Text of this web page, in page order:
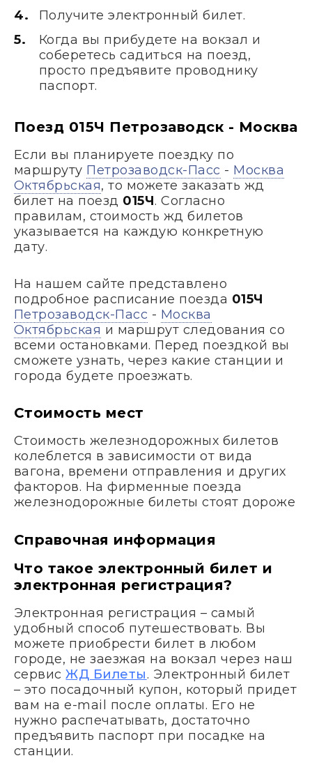
Получите электронный билет.
Когда вы прибудете на вокзал и
соберетесь садиться на поезд,
просто предъявите проводнику
паспорт.
Поезд 015Ч Петрозаводск - Москва
Если вы планируете поездку по
маршруту Петрозаводск-Пасс - Москва
Октябрьская, то можете заказать жд
билет на поезд 015Ч. Согласно
правилам, стоимость жд билетов
указывается на каждую конкретную
дату.
На нашем сайте представлено
подробное расписание поезда 015Ч
Петрозаводск-Пасс - Москва
Октябрьская и маршрут следования со
всеми остановками. Перед поездкой вы
сможете узнать, через какие станции и
города будете проезжать.
Стоимость мест
Стоимость железнодорожных билетов
колеблется в зависимости от вида
вагона, времени отправления и других
факторов. На фирменные поезда
железнодорожные билеты стоят дороже
Справочная информация
Что такое электронный билет и
электронная регистрация?
Электронная регистрация – самый
удобный способ путешествовать. Вы
можете приобрести билет в любом
городе, не заезжая на вокзал через наш
сервисЖД Билеты. Электронный билет
– это посадочный купон, который придет
вам на e-mail после оплаты. Его не
нужно распечатывать, достаточно
предъявить паспорт при посадке на
станции.